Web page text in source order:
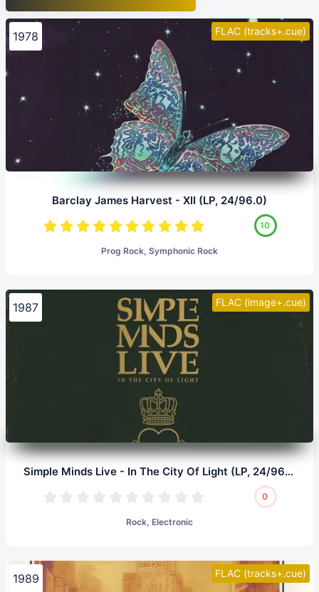
FLAC (tracks+.cue)
1978
Barclay James Harvest - XII (LP, 24/96.0)
10
Prog Rock, Symphonic Rock
FLAC (image+.cue)
1987
Simple Minds Live - In The City Of Light (LP, 24/96.0)
0
Rock, Electronic
FLAC (tracks+.cue)
1989